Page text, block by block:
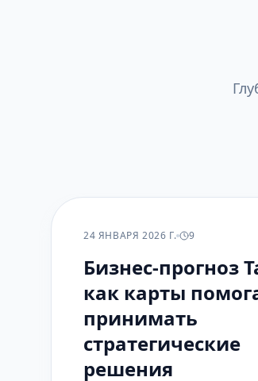
24 ЯНВАРЯ 2026 Г. 9
Бизнес-прогноз
как карты
принимать
стратегические
решения